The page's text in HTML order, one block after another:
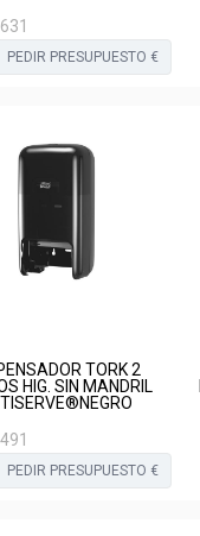
PEDIR PRESUPUESTO €
TORK 2
HIG. SIN MANDRIL
PEDIR PRESUPUESTO €